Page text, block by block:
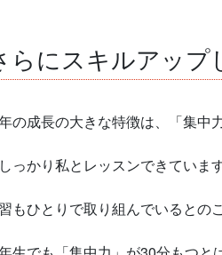
らにスキルアップ
の成長の大きな特徴は、「集中
っかり私とレッスンできています
もひとりで取り組んでいるとの